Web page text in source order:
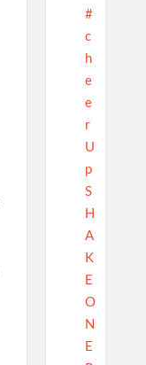
#
c
h
e
e
r
U
p
S
H
A
K
E
O
N
E